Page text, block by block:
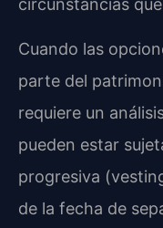
Cuando las
parte del
requiere un
pueden estar
progresiva
de la fecha de